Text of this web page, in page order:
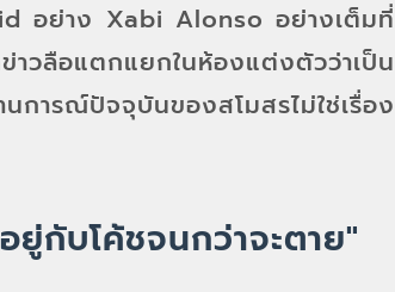
อย่าง Xabi Alonso อย่างเต็มที่
วลือแตกแยกในห้องแต่งตัวว่าเป็น
ารณ์ปัจจุบันของสโมสรไม่ใช่เรื่อง
กับโค้ชจนกว่าจะตาย"